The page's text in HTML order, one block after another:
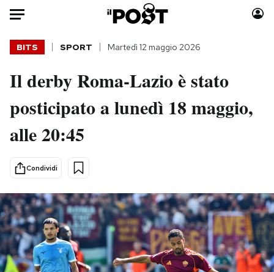
Auto
HOME
Italia
Mondo
Politica
Tecnologia
Internet
Cultura
Economia
Sport
Moda
Europa
Altrecose
Mondiali calcio 2026
BITS SPORT Martedì 12 maggio 2026
Il derby Roma-Lazio è stato
posticipato a lunedì 18 maggio,
alle 20:45
Condividi